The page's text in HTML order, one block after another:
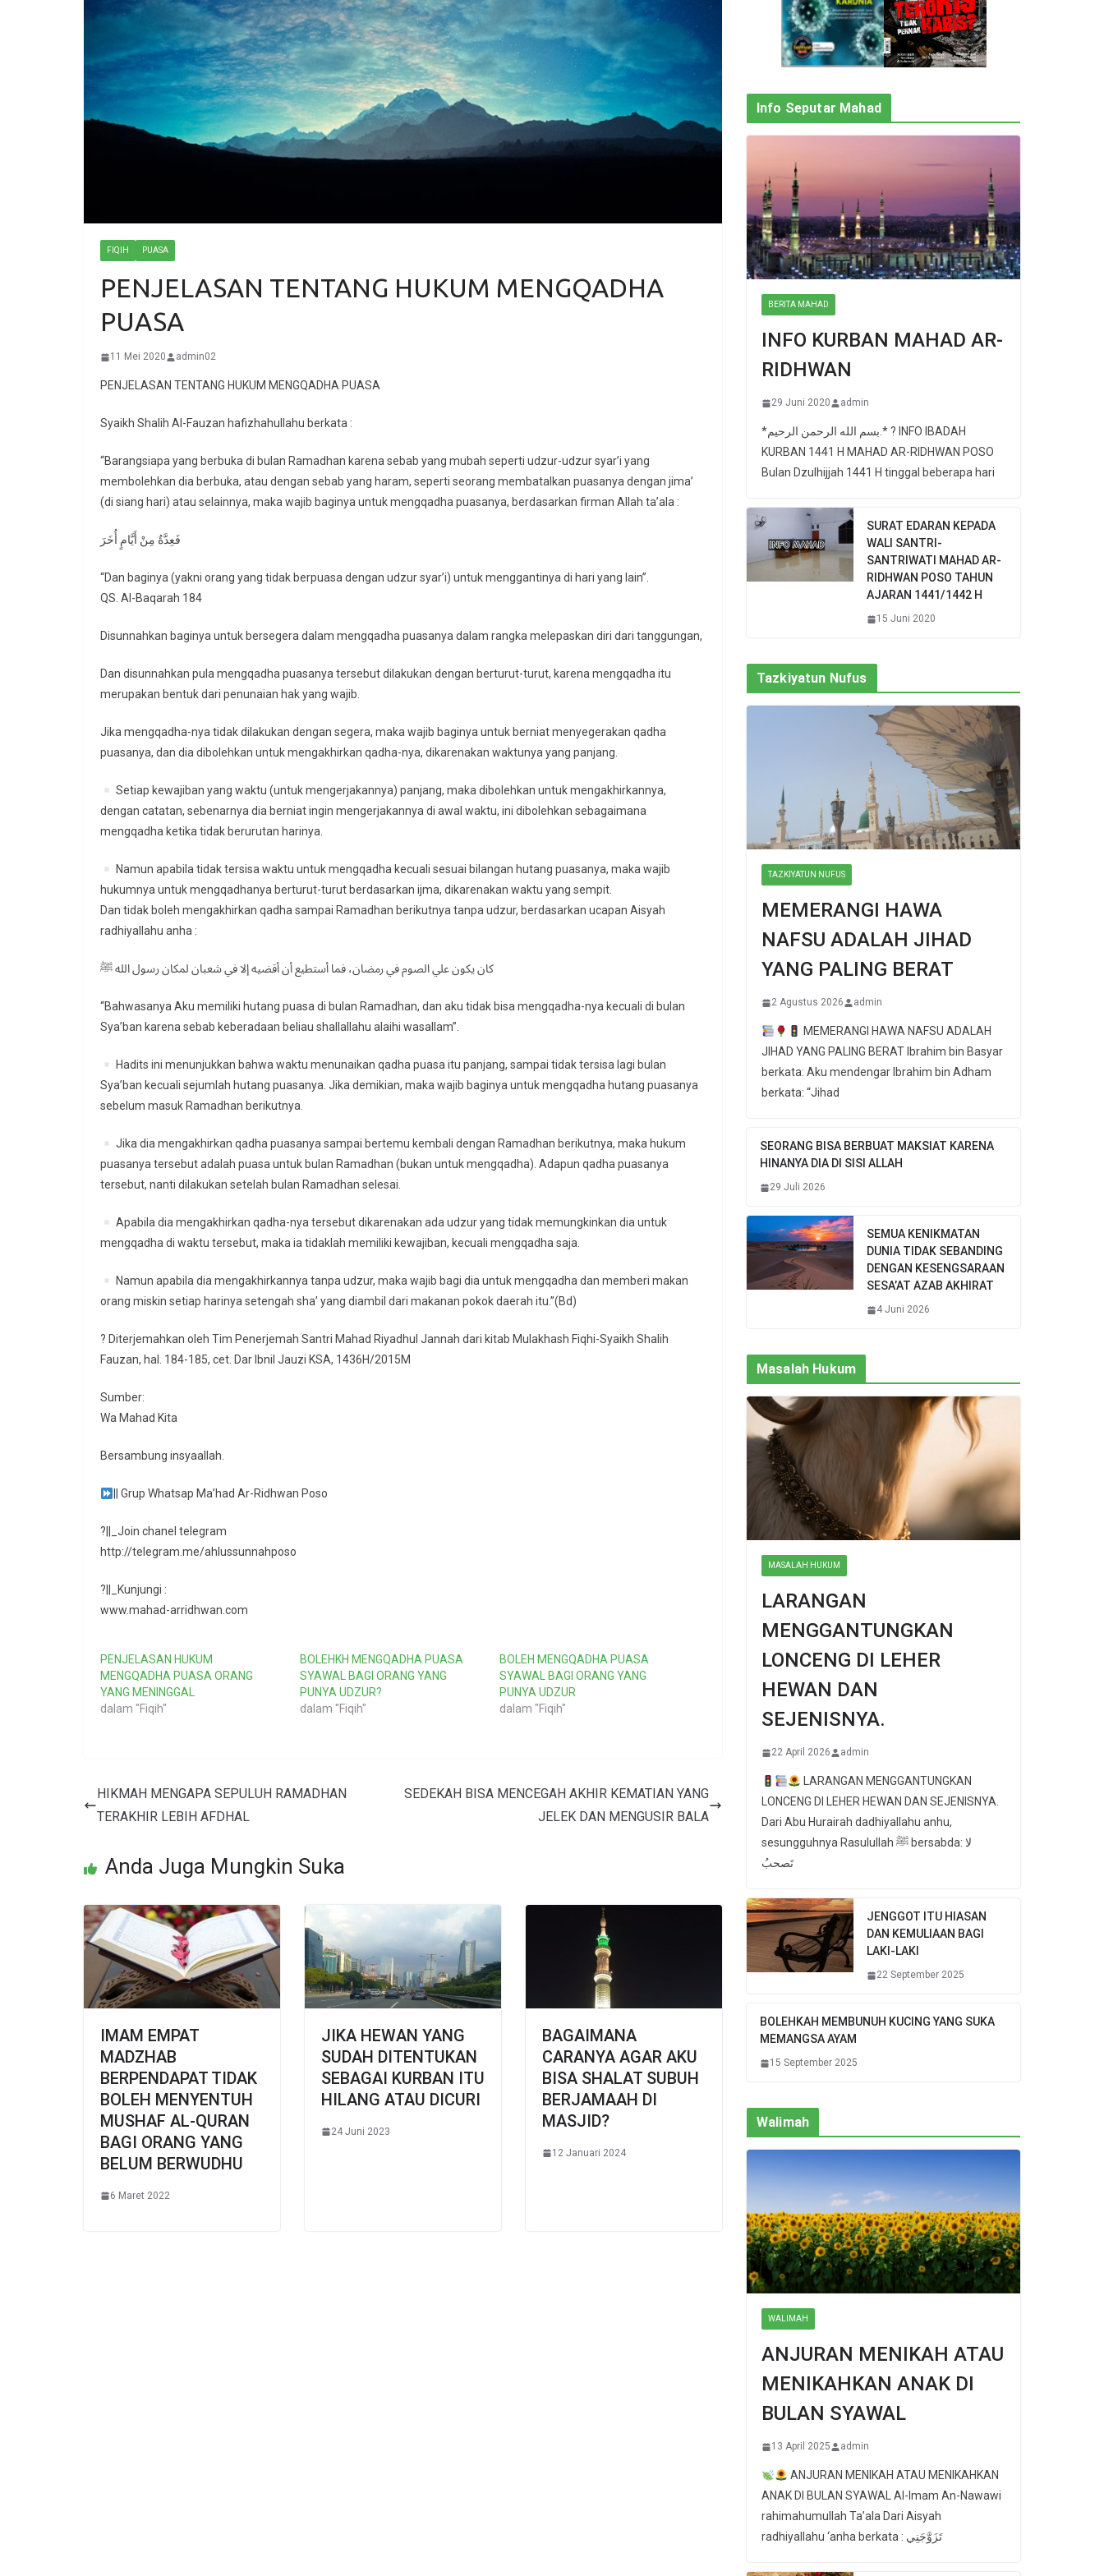
FIQIH PUASA
PENJELASAN TENTANG HUKUM MENGQADHA
PUASA
11 Mei 2020 admin02
PENJELASAN TENTANG HUKUM MENGQADHA PUASA
Syaikh Shalih Al-Fauzan hafizhahullahu berkata :
“Barangsiapa yang berbuka di bulan Ramadhan karena sebab yang mubah seperti udzur-udzur syar’i yang
membolehkan dia berbuka, atau dengan sebab yang haram, seperti seorang membatalkan puasanya dengan jima’
(di siang hari) atau selainnya, maka wajib baginya untuk mengqadha puasanya, berdasarkan firman Allah ta’ala :
فَعِدَّةٌ مِنْ أَيَّامٍ أُخَرَ
“Dan baginya (yakni orang yang tidak berpuasa dengan udzur syar’i) untuk menggantinya di hari yang lain”.
QS. Al-Baqarah 184
Disunnahkan baginya untuk bersegera dalam mengqadha puasanya dalam rangka melepaskan diri dari tanggungan,
Dan disunnahkan pula mengqadha puasanya tersebut dilakukan dengan berturut-turut, karena mengqadha itu
merupakan bentuk dari penunaian hak yang wajib.
Jika mengqadha-nya tidak dilakukan dengan segera, maka wajib baginya untuk berniat menyegerakan qadha
puasanya, dan dia dibolehkan untuk mengakhirkan qadha-nya, dikarenakan waktunya yang panjang.
Setiap kewajiban yang waktu (untuk mengerjakannya) panjang, maka dibolehkan untuk mengakhirkannya,
dengan catatan, sebenarnya dia berniat ingin mengerjakannya di awal waktu, ini dibolehkan sebagaimana
mengqadha ketika tidak berurutan harinya.
Namun apabila tidak tersisa waktu untuk mengqadha kecuali sesuai bilangan hutang puasanya, maka wajib
hukumnya untuk mengqadhanya berturut-turut berdasarkan ijma, dikarenakan waktu yang sempit.
Dan tidak boleh mengakhirkan qadha sampai Ramadhan berikutnya tanpa udzur, berdasarkan ucapan Aisyah
radhiyallahu anha :
كان يكون علي الصوم في رمضان، فما أستطيع أن أقضيه إلا في شعبان لمكان رسول الله ﷺ
“Bahwasanya Aku memiliki hutang puasa di bulan Ramadhan, dan aku tidak bisa mengqadha-nya kecuali di bulan
Sya’ban karena sebab keberadaan beliau shallallahu alaihi wasallam”.
Hadits ini menunjukkan bahwa waktu menunaikan qadha puasa itu panjang, sampai tidak tersisa lagi bulan
Sya’ban kecuali sejumlah hutang puasanya. Jika demikian, maka wajib baginya untuk mengqadha hutang puasanya
sebelum masuk Ramadhan berikutnya.
Jika dia mengakhirkan qadha puasanya sampai bertemu kembali dengan Ramadhan berikutnya, maka hukum
puasanya tersebut adalah puasa untuk bulan Ramadhan (bukan untuk mengqadha). Adapun qadha puasanya
tersebut, nanti dilakukan setelah bulan Ramadhan selesai.
Apabila dia mengakhirkan qadha-nya tersebut dikarenakan ada udzur yang tidak memungkinkan dia untuk
mengqadha di waktu tersebut, maka ia tidaklah memiliki kewajiban, kecuali mengqadha saja.
Namun apabila dia mengakhirkannya tanpa udzur, maka wajib bagi dia untuk mengqadha dan memberi makan
orang miskin setiap harinya setengah sha’ yang diambil dari makanan pokok daerah itu.”(Bd)
? Diterjemahkan oleh Tim Penerjemah Santri Mahad Riyadhul Jannah dari kitab Mulakhash Fiqhi-Syaikh Shalih
Fauzan, hal. 184-185, cet. Dar Ibnil Jauzi KSA, 1436H/2015M
Sumber:
Wa Mahad Kita
Bersambung insyaallah.
|| Grup Whatsap Ma’had Ar-Ridhwan Poso
?||_Join chanel telegram
http://telegram.me/ahlussunnahposo
?||_Kunjungi :
www.mahad-arridhwan.com
PENJELASAN HUKUM
MENGQADHA PUASA ORANG
YANG MENINGGAL
dalam "Fiqih"
BOLEHKH MENGQADHA PUASA
SYAWAL BAGI ORANG YANG
PUNYA UDZUR?
dalam "Fiqih"
BOLEH MENGQADHA PUASA
SYAWAL BAGI ORANG YANG
PUNYA UDZUR
dalam "Fiqih"
HIKMAH MENGAPA SEPULUH RAMADHAN
TERAKHIR LEBIH AFDHAL
SEDEKAH BISA MENCEGAH AKHIR KEMATIAN YANG
JELEK DAN MENGUSIR BALA
Anda Juga Mungkin Suka
IMAM EMPAT
MADZHAB
BERPENDAPAT TIDAK
BOLEH MENYENTUH
MUSHAF AL-QURAN
BAGI ORANG YANG
BELUM BERWUDHU
6 Maret 2022
JIKA HEWAN YANG
SUDAH DITENTUKAN
SEBAGAI KURBAN ITU
HILANG ATAU DICURI
24 Juni 2023
BAGAIMANA
CARANYA AGAR AKU
BISA SHALAT SUBUH
BERJAMAAH DI
MASJID?
12 Januari 2024
Info Seputar Mahad
BERITA MAHAD
INFO KURBAN MAHAD AR-
RIDHWAN
29 Juni 2020 admin
*بسم الله الرحمن الرحيم.* ? INFO IBADAH
KURBAN 1441 H MAHAD AR-RIDHWAN POSO
Bulan Dzulhijjah 1441 H tinggal beberapa hari
SURAT EDARAN KEPADA
WALI SANTRI-
SANTRIWATI MAHAD AR-
RIDHWAN POSO TAHUN
AJARAN 1441/1442 H
15 Juni 2020
Tazkiyatun Nufus
TAZKIYATUN NUFUS
MEMERANGI HAWA
NAFSU ADALAH JIHAD
YANG PALING BERAT
2 Agustus 2026 admin
MEMERANGI HAWA NAFSU ADALAH
JIHAD YANG PALING BERAT Ibrahim bin Basyar
berkata: Aku mendengar Ibrahim bin Adham
berkata: “Jihad
SEORANG BISA BERBUAT MAKSIAT KARENA
HINANYA DIA DI SISI ALLAH
29 Juli 2026
SEMUA KENIKMATAN
DUNIA TIDAK SEBANDING
DENGAN KESENGSARAAN
SESA’AT AZAB AKHIRAT
4 Juni 2026
Masalah Hukum
MASALAH HUKUM
LARANGAN
MENGGANTUNGKAN
LONCENG DI LEHER
HEWAN DAN
SEJENISNYA.
22 April 2026 admin
LARANGAN MENGGANTUNGKAN
LONCENG DI LEHER HEWAN DAN SEJENISNYA.
Dari Abu Hurairah dadhiyallahu anhu,
sesungguhnya Rasulullah ﷺ bersabda: لا
تَصحبُ
JENGGOT ITU HIASAN
DAN KEMULIAAN BAGI
LAKI-LAKI
22 September 2025
BOLEHKAH MEMBUNUH KUCING YANG SUKA
MEMANGSA AYAM
15 September 2025
Walimah
WALIMAH
ANJURAN MENIKAH ATAU
MENIKAHKAN ANAK DI
BULAN SYAWAL
13 April 2025 admin
ANJURAN MENIKAH ATAU MENIKAHKAN
ANAK DI BULAN SYAWAL Al-Imam An-Nawawi
rahimahumullah Ta’ala Dari Aisyah
radhiyallahu ‘anha berkata : تَزَوَّجَنِي